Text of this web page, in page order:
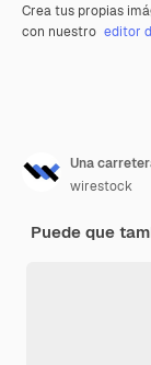
Crea tus propias
con nuestro editor
wirestock
Puede que